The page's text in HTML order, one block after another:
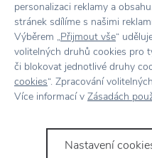
Vrácení zbožído 30 dnů
7500+ produktůna výběr
Showroomve Zlíně
personalizaci reklamy a
stránek sdílíme s našimi
Výběrem „Přijmout vše“
volitelných druhů cookies pro
či blokovat jednotlivé druhy
cookies“. Zpracování
Více informací v Zásadách
Nastavení